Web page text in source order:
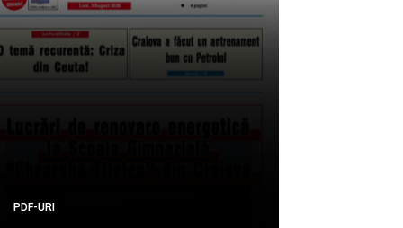
PDF-URI
PDF-URI
PDF-URI
PDF-URI
PDF-URI